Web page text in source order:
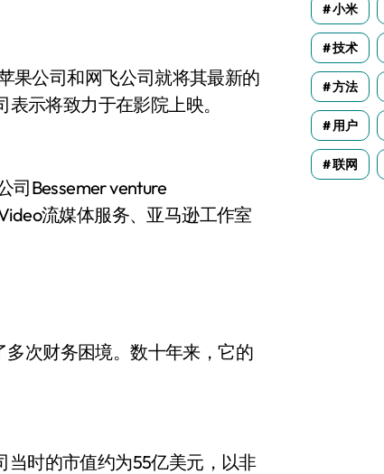
果公司和网飞公司就将其最新的
示将致力于在影院上映。
司Bessemer venture
流媒体服务、亚马逊工作室
次财务困境。数十年来，它的
当时的市值约为55亿美元，以非
小米
技术
方法
用户
联网